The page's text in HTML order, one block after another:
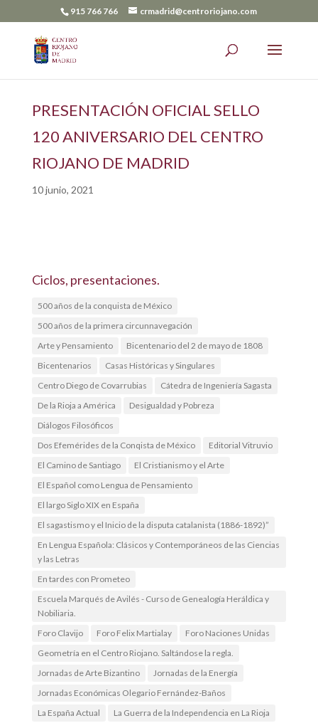
915 766 766 crmadrid@centroriojano.com
PRESENTACIÓN OFICIAL SELLO
120 ANIVERSARIO DEL CENTRO
RIOJANO DE MADRID
10 junio, 2021
Ciclos, presentaciones.
500 años de la conquista de México
500 años de la primera circunnavegación
Arte y Pensamiento
Bicentenario del 2 de mayo de 1808
Bicentenarios
Casas Históricas y Singulares
Centro Diego de Covarrubias
Cátedra de Ingeniería Sagasta
De la Rioja a América
Desigualdad y Pobreza
Diálogos Filosóficos
Dos Efemérides de la Conqista de México
Editorial Vitruvio
El Camino de Santiago
El Cristianismo y el Arte
El Español como Lengua de Pensamiento
El largo Siglo XIX en España
El sagastismo y el Inicio de la disputa catalanista (1886-1892)”
En Lengua Española: Clásicos y Contemporáneos de las Ciencias
y las Letras
En tardes con Prometeo
Escuela Marqués de Avilés - Curso de Genealogía Heráldica y
Nobiliaria.
Foro Clavijo
Foro Felix Martialay
Foro Naciones Unidas
Geometría en el Centro Riojano. Saltándose la regla.
Jornadas de Arte Bizantino
Jornadas de la Energía
Jornadas Económicas Olegario Fernández-Baños
La España Actual
La Guerra de la Independencia en La Rioja